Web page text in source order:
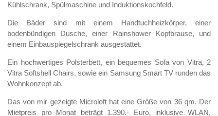
Kühlschrank, Spülmaschine und Induktionskochfeld.
Die Bäder sind mit einem Handtuchheizkörper, einer
bodenbündigen Dusche, einer Rainshower Kopfbrause, und
einem Einbauspiegelschrank ausgestattet.
Ein hochwertiges Polsterbett, ein bequemes Sofa von Vitra, 2
Vitra Softshell Chairs, sowie ein Samsung Smart TV runden das
Wohnkonzept ab.
Das von mir gezeigte Microloft hat eine Größe von 36 qm. Der
Mietpreis pro Monat beträgt 1.390.- Euro, inklusive WLAN,